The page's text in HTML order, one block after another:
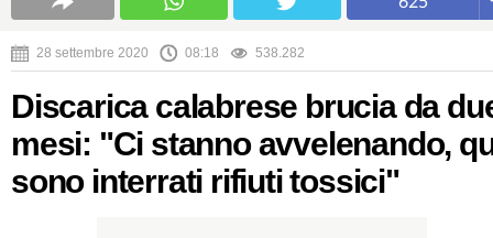
28 settembre 2020 08:18 538.282
Discarica calabrese brucia da
mesi: "Ci stanno avvelenando,
sono interrati rifiuti tossici"